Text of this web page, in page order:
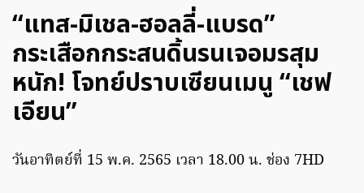
“แทส-มิเชล-ฮอลลี่-แบรด”
กระเสือกกระสนดิ้นรนเจอมรสุม
หนัก! โจทย์ปราบเซียนเมนู “เชฟ
เอียน”
วันอาทิตย์ที่ 15 พ.ค. 2565 เวลา 18.00 น. ช่อง 7HD